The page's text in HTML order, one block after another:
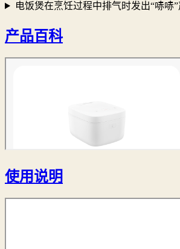
电饭煲在烹饪过程中排气时发出“哧哧”
产品百科
使用说明